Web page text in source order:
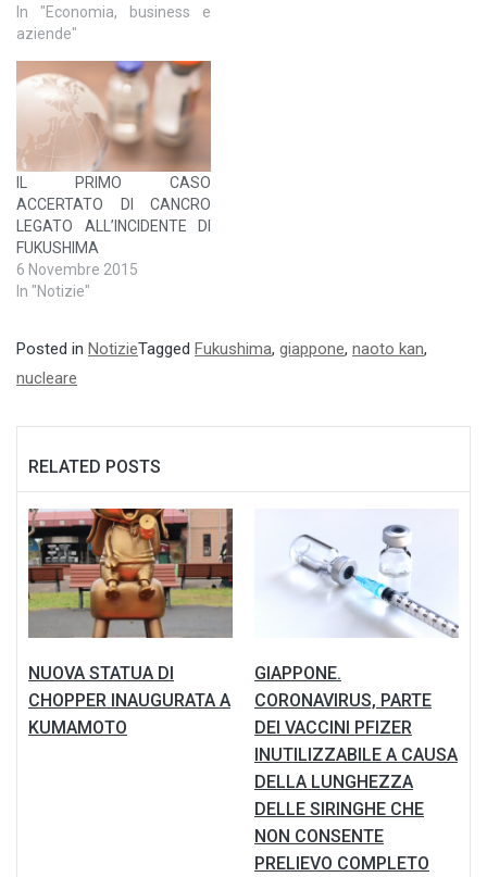
In "Economia, business e
aziende"
IL PRIMO CASO
ACCERTATO DI CANCRO
LEGATO ALL’INCIDENTE DI
FUKUSHIMA
6 Novembre 2015
In "Notizie"
Posted in NotizieTagged Fukushima, giappone, naoto kan,
nucleare
RELATED POSTS
NUOVA STATUA DI
CHOPPER INAUGURATA A
KUMAMOTO
GIAPPONE.
CORONAVIRUS, PARTE
DEI VACCINI PFIZER
INUTILIZZABILE A CAUSA
DELLA LUNGHEZZA
DELLE SIRINGHE CHE
NON CONSENTE
PRELIEVO COMPLETO